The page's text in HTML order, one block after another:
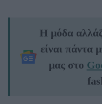
Η μόδα
είναι πάντα
μας στο